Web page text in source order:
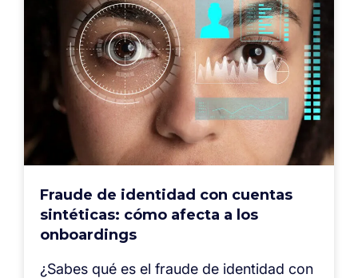
Fraude de identidad con cuentas
sintéticas: cómo afecta a los
onboardings
¿Sabes qué es el fraude de identidad con